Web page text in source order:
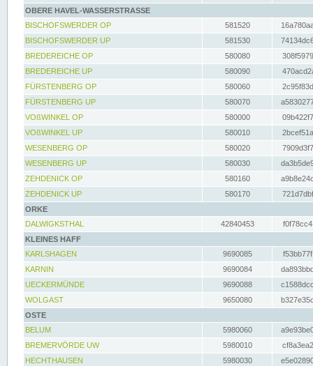
OBERE HAVEL-WASSERSTRASSE
BISCHOFSWERDER OP
581520
BISCHOFSWERDER UP
581530
BREDEREICHE OP
580080
BREDEREICHE UP
580090
FÜRSTENBERG OP
580060
FÜRSTENBERG UP
580070
VOßWINKEL OP
580000
VOßWINKEL UP
580010
WESENBERG OP
580020
WESENBERG UP
580030
ZEHDENICK OP
580160
ZEHDENICK UP
580170
ORKE
DALWIGKSTHAL
42840453
KLEINES HAFF
KARLSHAGEN
9690085
KARNIN
9690084
UECKERMÜNDE
9690088
WOLGAST
9650080
OSTE
BELUM
5980060
BREMERVÖRDE UW
5980010
HECHTHAUSEN
5980030